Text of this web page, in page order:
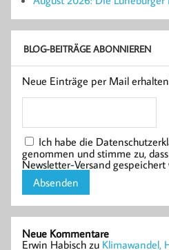
BLOG-BEITRÄGE ABONNIEREN
Neue Einträge per Mail
Ich habe die
genommen und stimme zu,
Newsletter-Versand gespeichert
Neue Kommentare
Erwin Habisch zu Klimawandel,